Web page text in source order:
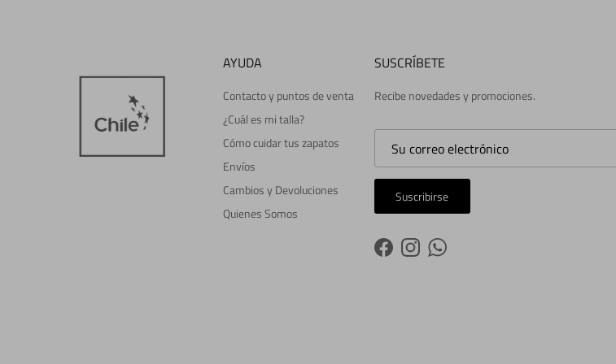
AYUDA
Contacto y puntos de venta
¿Cuál es mi talla?
Cómo cuidar tus zapatos
Envíos
Cambios y Devoluciones
Quienes Somos
SUSCRÍBETE
Recibe novedades y promociones.
Suscribirse
FacebookInstagramWhatsApp